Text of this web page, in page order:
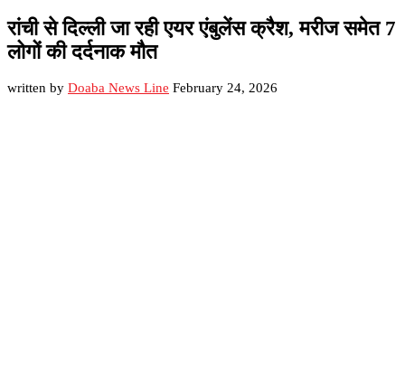
रांची से दिल्ली जा रही एयर एंबुलेंस क्रैश, मरीज समेत 7
लोगों की दर्दनाक मौत
written by Doaba News Line February 24, 2026